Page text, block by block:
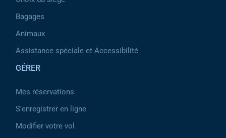
Bagages
Animaux
Assistance spéciale et Accessibilité
GÉRER
Mes réservations
S'enregistrer en ligne
Modifier votre vol